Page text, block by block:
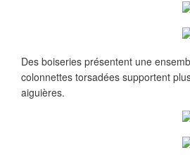
Des boiseries présentent une
colonnettes torsadées supportent
aiguières.